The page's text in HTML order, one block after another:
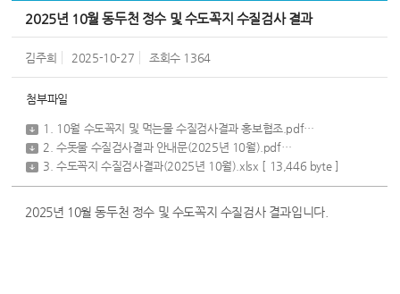
2025년 10월 동두천 정수 및 수도꼭지 수질검사 결과
김주희 2025-10-27 조회수 1364
첨부파일
1. 10월 수도꼭지 및 먹는물 수질검사결과 홍보협조.pdf [ 81,910 byte ]
2. 수돗물 수질검사결과 안내문(2025년 10월).pdf [ 155,312 byte ]
3. 수도꼭지 수질검사결과(2025년 10월).xlsx [ 13,446 byte ]
2025년 10월 동두천 정수 및 수도꼭지 수질검사 결과입니다.